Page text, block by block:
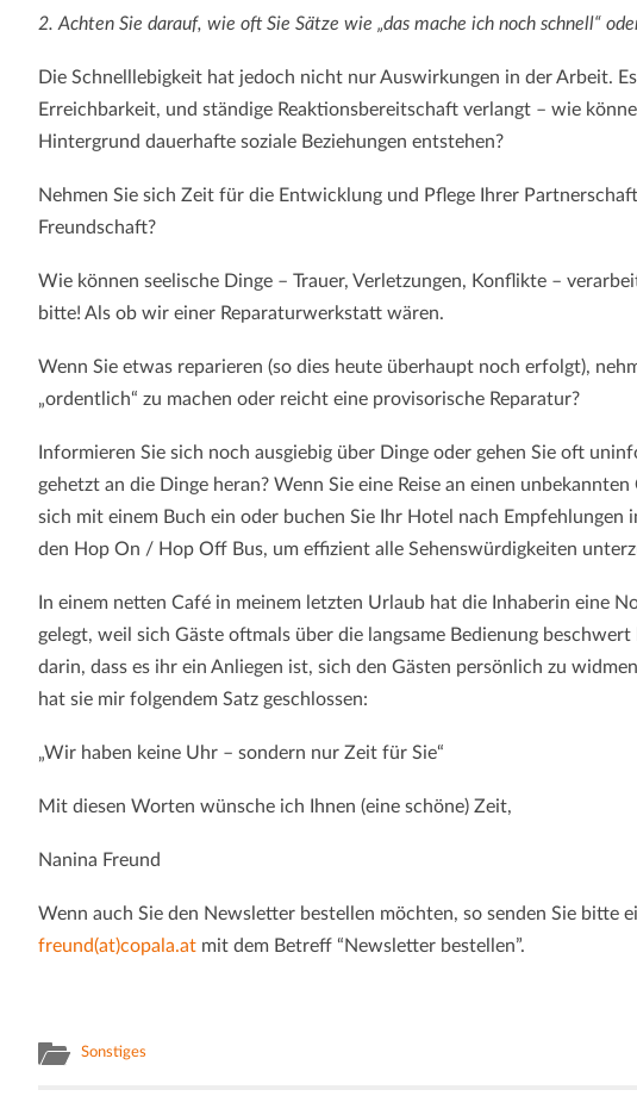
2. Achten Sie darauf, wie oft Sie Sätze wie „das mache ich noch schnell“
Die Schnelllebigkeit hat jedoch nicht nur Auswirkungen in der Arbeit.
Erreichbarkeit, und ständige Reaktionsbereitschaft verlangt – wie
Hintergrund dauerhafte soziale Beziehungen entstehen?
Nehmen Sie sich Zeit für die Entwicklung und Pflege Ihrer
Freundschaft?
Wie können seelische Dinge – Trauer, Verletzungen, Konflikte –
bitte! Als ob wir einer Reparaturwerkstatt wären.
Wenn Sie etwas reparieren (so dies heute überhaupt noch erfolgt),
„ordentlich“ zu machen oder reicht eine provisorische Reparatur?
Informieren Sie sich noch ausgiebig über Dinge oder gehen Sie oft
gehetzt an die Dinge heran? Wenn Sie eine Reise an einen
sich mit einem Buch ein oder buchen Sie Ihr Hotel nach Empfehlungen
den Hop On / Hop Off Bus, um effizient alle Sehenswürdigkeiten
In einem netten Café in meinem letzten Urlaub hat die Inhaberin eine
gelegt, weil sich Gäste oftmals über die langsame Bedienung beschwert
darin, dass es ihr ein Anliegen ist, sich den Gästen persönlich zu
hat sie mir folgendem Satz geschlossen:
„Wir haben keine Uhr – sondern nur Zeit für Sie“
Mit diesen Worten wünsche ich Ihnen (eine schöne) Zeit,
Nanina Freund
Wenn auch Sie den Newsletter bestellen möchten, so senden Sie bitte
freund(at)copala.at mit dem Betreff “Newsletter bestellen”.
Sonstiges